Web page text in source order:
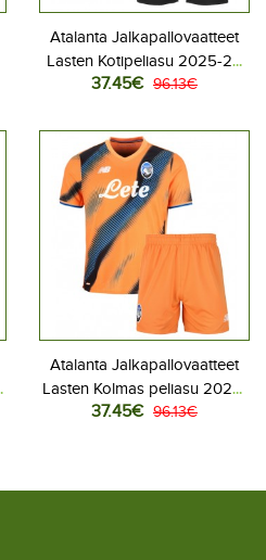
Atalanta Jalkapallovaatteet
Lasten Kotipeliasu 2025-26
Lyhythihainen (+ Lyhyet
37.45€ 96.13€
Atalanta Jalkapallovaatteet
Lasten Kolmas peliasu 2025-
26 Lyhythihainen (+ Lyhyet
37.45€ 96.13€